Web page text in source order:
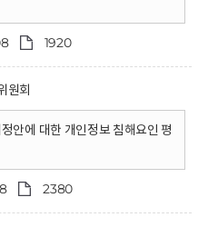
1920
원회
안에 대한 개인정보 침해요인 평
2380